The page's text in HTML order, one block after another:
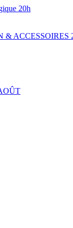
20h
& ACCESSOIRES